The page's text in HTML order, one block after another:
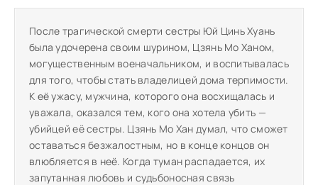
После трагической смерти сестры Юй Цинь Хуань
была удочерена своим шурином, Цзянь Мо Ханом,
могущественным военачальником, и воспитывалась
для того, чтобы стать владелицей дома терпимости.
К её ужасу, мужчина, которого она восхищалась и
уважала, оказался тем, кого она хотела убить —
убийцей её сестры. Цзянь Мо Хан думал, что сможет
оставаться безжалостным, но в конце концов он
влюбляется в неё. Когда туман распадается, их
запутанная любовь и судьбоносная связь